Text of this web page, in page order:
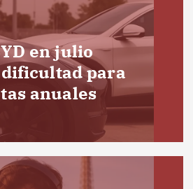
en julio
para
anuales